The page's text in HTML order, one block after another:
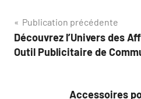
Navigation
de
Publication précédente
Découvrez l’Univers des
Outil Publicitaire de
Accessoires